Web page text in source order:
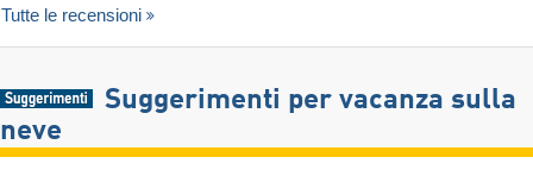
Tutte le recensioni
Suggerimenti per vacanza sulla
neve